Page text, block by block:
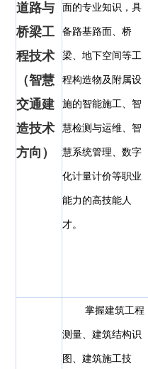
道路与
桥梁工
程技术
（智慧
交通建
造技术
方向 ）
面的专业知识，具
备路基路面、桥
梁、地下空间等工
程构造物及附属设
施的智能施工、智
慧检测与运维、智
慧系统管理、数字
化计量计价等职业
能力的高技能人
才。
掌握建筑工程
测量、建筑结构识
图、建筑施工技